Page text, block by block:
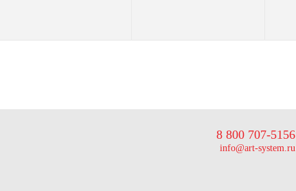
8 800 707-5156
info@art-system.ru